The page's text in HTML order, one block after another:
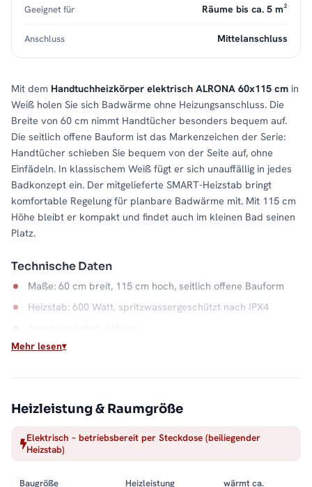
Mit dem Handtuchheizkörper elektrisch ALRONA 60x115 cm in
Weiß holen Sie sich Badwärme ohne Heizungsanschluss. Die
Breite von 60 cm nimmt Handtücher besonders bequem auf.
Die seitlich offene Bauform ist das Markenzeichen der Serie:
Handtücher schieben Sie bequem von der Seite auf, ohne
Einfädeln. In klassischem Weiß fügt er sich unauffällig in jedes
Badkonzept ein. Der mitgelieferte SMART-Heizstab bringt
komfortable Regelung für planbare Badwärme mit. Mit 115 cm
Höhe bleibt er kompakt und findet auch im kleinen Bad seinen
Platz.
Technische Daten
Maße: 60 cm breit, 115 cm hoch, seitlich offene Bauform
Heizstab: 600 Watt, spritzwassergeschützt nach IPX4
Material: Stahl, Farbe Weiß
Unabhängig von der Heizsaison
Handtücher auch, wenn die Zentralheizung ruht: im Sommer, in
der Übergangszeit oder im Gäste-WC ohne Heizungsanschluss.
Geeignet für Räume bis ca. 5 m²
Anschluss Mittelanschluss
Mehr lesen
Heizleistung & Raumgröße
Elektrisch – betriebsbereit per Steckdose (beiliegender
Heizstab)
Baugröße Heizleistung wärmt ca.